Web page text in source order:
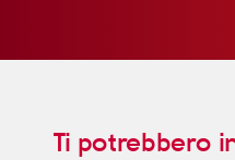
Ti potrebbero